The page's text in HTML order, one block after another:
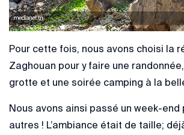
Pour cette fois, nous avons choisi la
Zaghouan pour y faire une
grotte et une soirée camping à la
Nous avons ainsi passé un week-end
autres ! L’ambiance était de taille;